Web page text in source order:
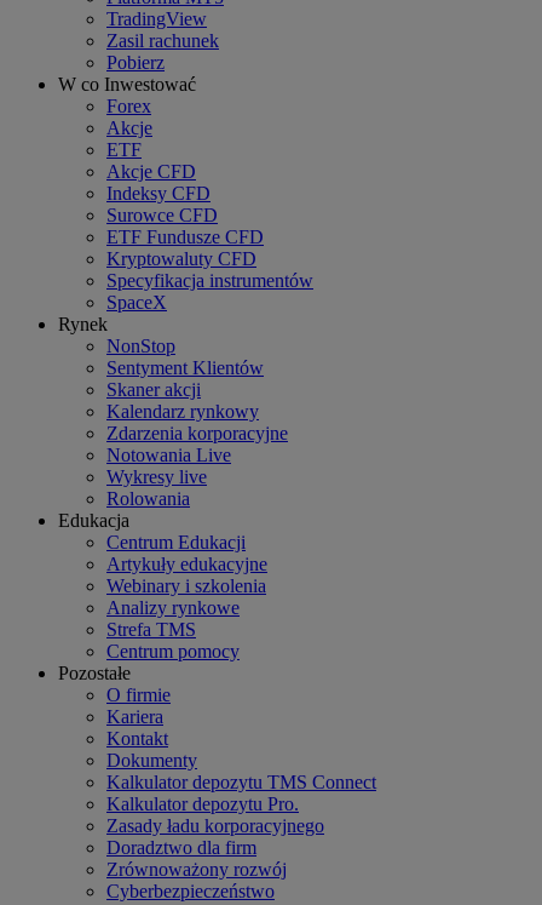
TradingView
Zasil rachunek
Pobierz
W co Inwestować
Forex
Akcje
ETF
Akcje CFD
Indeksy CFD
Surowce CFD
ETF Fundusze CFD
Kryptowaluty CFD
Specyfikacja instrumentów
SpaceX
Rynek
NonStop
Sentyment Klientów
Skaner akcji
Kalendarz rynkowy
Zdarzenia korporacyjne
Notowania Live
Wykresy live
Rolowania
Edukacja
Centrum Edukacji
Artykuły edukacyjne
Webinary i szkolenia
Analizy rynkowe
Strefa TMS
Centrum pomocy
Pozostałe
O firmie
Kariera
Kontakt
Dokumenty
Kalkulator depozytu TMS Connect
Kalkulator depozytu Pro.
Zasady ładu korporacyjnego
Doradztwo dla firm
Zrównoważony rozwój
Cyberbezpieczeństwo